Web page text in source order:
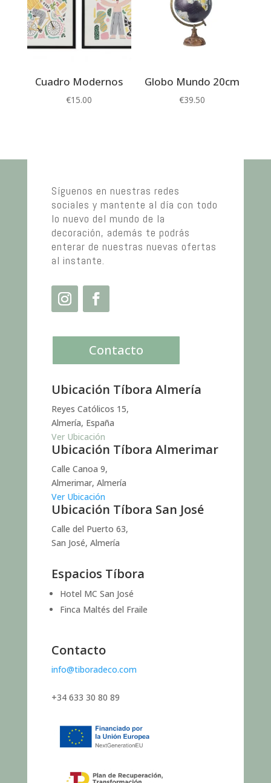
Cuadro Modernos
€15.00
Globo Mundo 20cm
€39.50
Síguenos en nuestras redes
sociales y mantente al día con todo
lo nuevo del mundo de la
decoración, además te podrás
enterar de nuestras nuevas ofertas
al instante.
Contacto
Ubicación Tíbora Almería
Reyes Católicos 15,
Almería, España
Ver Ubicación
Ubicación Tíbora Almerimar
Calle Canoa 9,
Almerimar, Almería
Ver Ubicación
Ubicación Tíbora San José
Calle del Puerto 63,
San José, Almería
Espacios Tíbora
Hotel MC San José
Finca Maltés del Fraile
Contacto
info@tiboradeco.com
+34 633 30 80 89